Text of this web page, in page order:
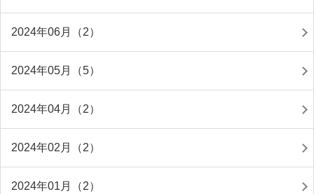
2024年06月（2）
2024年05月（5）
2024年04月（2）
2024年02月（2）
2024年01月（2）